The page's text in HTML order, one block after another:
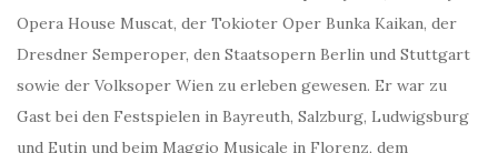
Opera House Muscat, der Tokioter Oper Bunka Kaikan, der
Dresdner Semperoper, den Staatsopern Berlin und Stuttgart
sowie der Volksoper Wien zu erleben gewesen. Er war zu
Gast bei den Festspielen in Bayreuth, Salzburg, Ludwigsburg
und Eutin und beim Maggio Musicale in Florenz, dem